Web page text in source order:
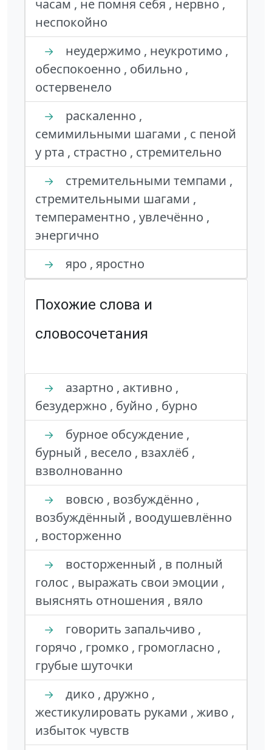
часам , не помня себя , нервно ,
неспокойно
→
неудержимо , неукротимо ,
обеспокоенно , обильно ,
остервенело
→
раскаленно ,
семимильными шагами , с пеной
у рта , страстно , стремительно
→
стремительными темпами ,
стремительными шагами ,
темпераментно , увлечённо ,
энергично
→ яро , яростно
Похожие слова и
словосочетания
→
азартно , активно ,
безудержно , буйно , бурно
→
бурное обсуждение ,
бурный , весело , взахлёб ,
взволнованно
→
вовсю , возбуждённо ,
возбуждённый , воодушевлённо
, восторженно
→
восторженный , в полный
голос , выражать свои эмоции ,
выяснять отношения , вяло
→
говорить запальчиво ,
горячо , громко , громогласно ,
грубые шуточки
→
дико , дружно ,
жестикулировать руками , живо ,
избыток чувств